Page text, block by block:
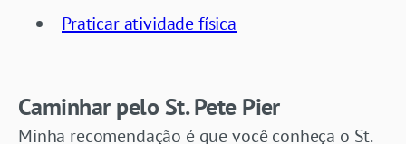
Praticar atividade física
Caminhar pelo St. Pete Pier
Minha recomendação é que você conheça o St.